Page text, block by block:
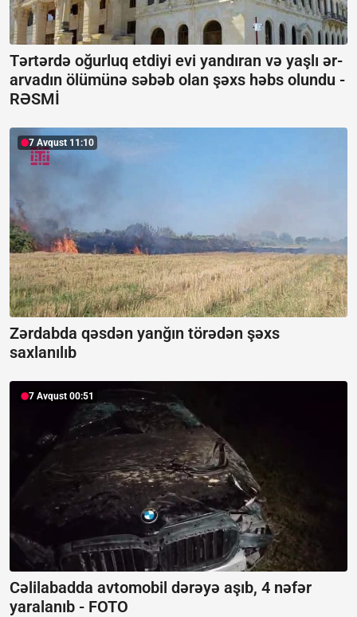
Tərtərdə oğurluq etdiyi evi yandıran və yaşlı ər-
arvadın ölümünə səbəb olan şəxs həbs olundu -
RƏSMİ
7 Avqust 11:10
Zərdabda qəsdən yanğın törədən şəxs
saxlanılıb
7 Avqust 00:51
Cəlilabadda avtomobil dərəyə aşıb, 4 nəfər
yaralanıb - FOTO